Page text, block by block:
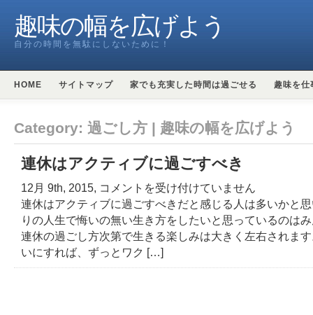
趣味の幅を広げよう
自分の時間を無駄にしないために！
HOME サイトマップ 家でも充実した時間は過ごせる 趣味を仕
Category: 過ごし方 | 趣味の幅を広げよう
連休はアクティブに過ごすべき
12月 9th, 2015, 連
休
は
ア
ク
テ
ィ
コメントを受け付けていません
連休はアクティブに過ごすべきだと感じる人は多いかと
りの人生で悔いの無い生き方をしたいと思っているのは
連休の過ごし方次第で生きる楽しみは大きく左右されま
いにすれば、ずっとワク […]